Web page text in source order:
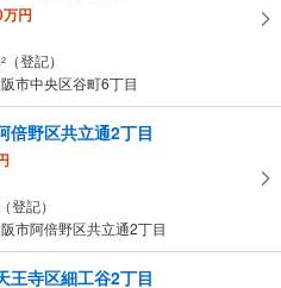
円
2
（登記）
市中央区谷町6丁目
倍野区共立通2丁目
（登記）
市阿倍野区共立通2丁目
王寺区細工谷2丁目